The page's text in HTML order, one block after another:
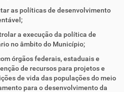
as políticas de desenvolvimento
a execução da política de
no âmbito do Município;
órgãos federais, estaduais e
de recursos para projetos e
de vida das populações do meio
para o desenvolvimento da